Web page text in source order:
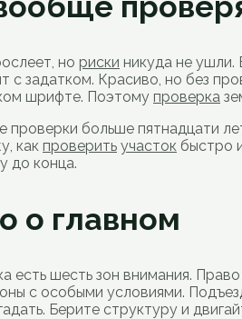
но риски никуда не ушли.
с задатком. Красиво, но без
шрифте. Поэтому проверка
проверки больше пятнадцати
как проверить участок быстро
до конца.
о главном
есть шесть зон внимания.
с особыми условиями.
Берите структуру и